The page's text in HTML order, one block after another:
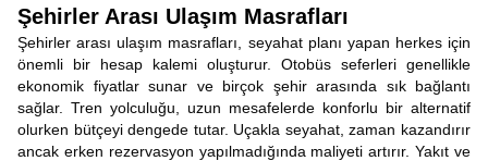
Şehirler Arası Ulaşım Masrafları
Şehirler arası ulaşım masrafları, seyahat planı yapan herkes için
önemli bir hesap kalemi oluşturur. Otobüs seferleri genellikle
ekonomik fiyatlar sunar ve birçok şehir arasında sık bağlantı
sağlar. Tren yolculuğu, uzun mesafelerde konforlu bir alternatif
olurken bütçeyi dengede tutar. Uçakla seyahat, zaman kazandırır
ancak erken rezervasyon yapılmadığında maliyeti artırır. Yakıt ve